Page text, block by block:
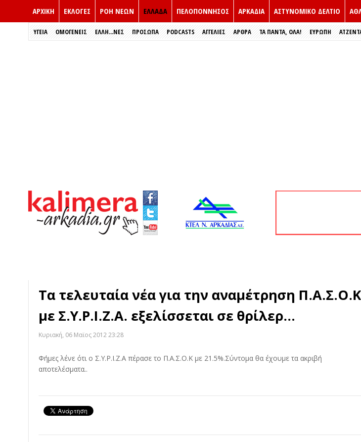
ΑΡΧΙΚΗ ΕΚΛΟΓΈΣ ΡΟΗ ΝΕΩΝ ΕΛΛΑΔΑ ΠΕΛΟΠΟΝΝΗΣΟΣ ΑΡΚΑΔΙΑ ΑΣΤΥΝΟΜΙΚΟ ΔΕΛΤΙΟ
ΥΓΕΙΑ ΟΜΟΓΕΝΕΙΣ ΈΛΛΗ...ΝΕΣ ΠΡΌΣΩΠΑ PODCASTS ΑΓΓΕΛΙΕΣ ΑΡΘΡΑ ΤΑ ΠΑΝΤΑ, ΟΛΑ! ΕΥΡΏΠΗ
Τα τελευταία νέα για την αναμέτρηση Π.Α.Σ.Ο.Κ
με Σ.Υ.Ρ.Ι.Ζ.Α. εξελίσσεται σε θρίλερ...
Κυριακή, 06 Μαϊος 2012 23:28
Φήμες λένε ότι ο Σ.Υ.Ρ.Ι.Ζ.Α πέρασε το Π.Α.Σ.Ο.Κ με 21.5%.Σύντομα θα έχουμε τα ακριβή
αποτελέσματα..